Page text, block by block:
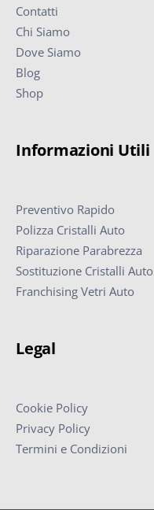
Contatti
Chi Siamo
Dove Siamo
Blog
Shop
Informazioni Utili
Preventivo Rapido
Polizza Cristalli Auto
Riparazione Parabrezza
Sostituzione Cristalli Auto
Franchising Vetri Auto
Legal
Cookie Policy
Privacy Policy
Termini e Condizioni